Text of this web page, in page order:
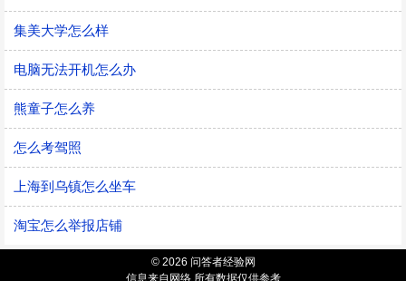
集美大学怎么样
电脑无法开机怎么办
熊童子怎么养
怎么考驾照
上海到乌镇怎么坐车
淘宝怎么举报店铺
© 2026 问答者经验网
信息来自网络 所有数据仅供参考